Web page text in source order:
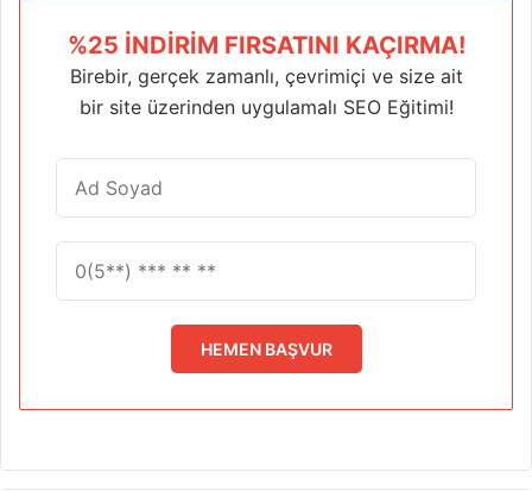
%25 İNDIRIM FIRSATINI KAÇIRMA!
Birebir, gerçek zamanlı, çevrimiçi ve size ait
bir site üzerinden uygulamalı SEO Eğitimi!
HEMEN BAŞVUR